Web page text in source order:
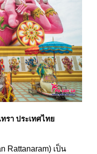
เที่ยวที่มาเยือนยัง
ระอุโบสถ และสัก
ที่ประดิษฐานอยู่
ได้อีกด้วย
รา ประเทศไทย
Rattanaram) เป็น